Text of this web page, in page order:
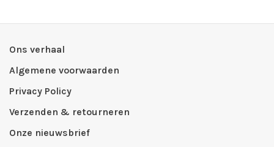
Ons verhaal
Algemene voorwaarden
Privacy Policy
Verzenden & retourneren
Onze nieuwsbrief